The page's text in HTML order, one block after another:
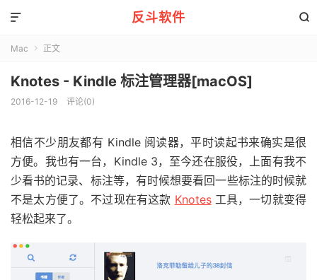
反斗软件 

Mac  正文
Knotes - Kindle 标注管理器[macOS]
2016-12-19 评论(0)
相信不少朋友都有 Kindle 阅读器，平时读起书来确实是很
方便。我也有一台，Kindle 3，至今还在服役，上面有我不
少看书的记录、标注等，有时候想要看回一些标注的时候就
不是太方便了。不过现在有这款 Knotes工具，一切就变得
轻松起来了。